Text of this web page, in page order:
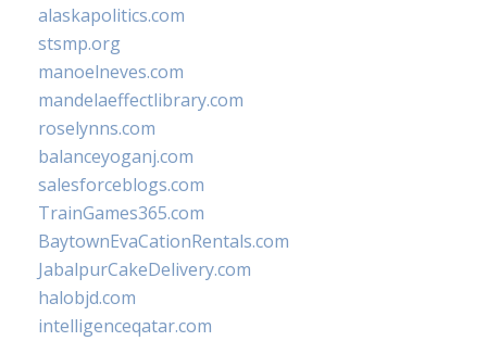
alaskapolitics.com
stsmp.org
manoelneves.com
mandelaeffectlibrary.com
roselynns.com
balanceyoganj.com
salesforceblogs.com
TrainGames365.com
BaytownEvaCationRentals.com
JabalpurCakeDelivery.com
halobjd.com
intelligenceqatar.com